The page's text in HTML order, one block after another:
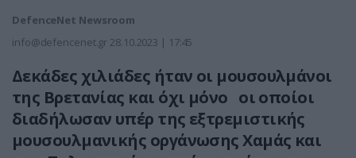
DefenceNet Newsroom
info@defencenet.gr 28.10.2023 | 17:45
Δεκάδες χιλιάδες ήταν οι μουσουλμάνοι
της Βρετανίας και όχι μόνο οι οποίοι
διαδήλωσαν υπέρ της εξτρεμιστικής
μουσουλμανικής οργάνωσης Χαμάς και